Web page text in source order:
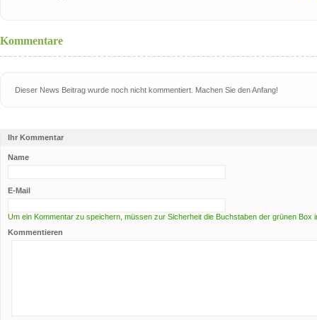
Kommentare
Dieser News Beitrag wurde noch nicht kommentiert. Machen Sie den Anfang!
Ihr Kommentar
Name
E-Mail
Um ein Kommentar zu speichern, müssen zur Sicherheit die Buchstaben der grünen
Kommentieren